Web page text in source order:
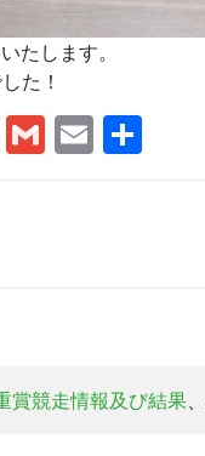
たします。
た！
Threads
Gmail
Email
賞競走情報及び結果